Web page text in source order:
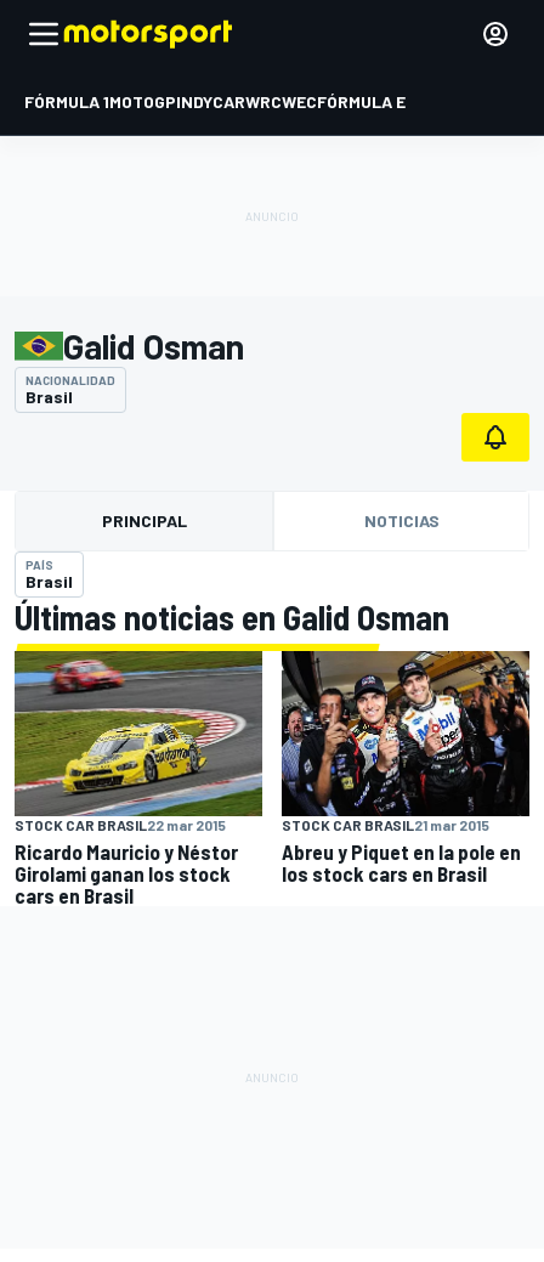
FÓRMULA 1MOTOGPINDYCARWRCWECFÓRMULA E
Galid Osman
NACIONALIDAD
Brasil
PRINCIPAL NOTICIAS
PAÍS
Brasil
Últimas noticias en Galid Osman
STOCK CAR BRASIL22 mar 2015
Ricardo Mauricio y Néstor
Girolami ganan los stock
cars en Brasil
STOCK CAR BRASIL21 mar 2015
Abreu y Piquet en la pole en
los stock cars en Brasil